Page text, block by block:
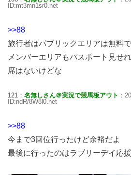
ID:mt3mn1sr0.net
>>88
旅行者はパブリックエリアは無料
メンバーエリアもパスポート見せ
席はないけどな
121： 名無しさん＠実況で競馬板アウト ：
ID:ndR/8W8l0.net
>>88
今まで3回位行ったけど余裕だよ
最後に行ったのはラブリーデイ応